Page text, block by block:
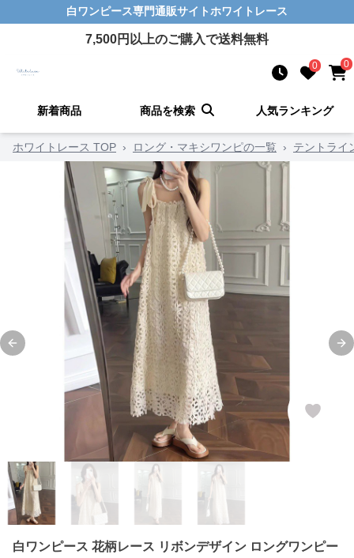
白ワンピース専門通販サイトホワイトレース
7,500円以上のご購入で送料無料
0 0
新着商品 商品を検索 人気ランキング
ホワイトレース TOP › ロング・マキシワンピの一覧 › テントライ
Previous slide
白ワンピース 花柄レース リボンデザイン ロングワンピー